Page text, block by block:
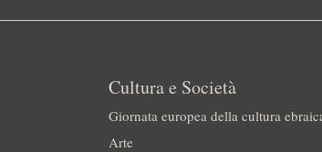
Cultura e Società
Giornata europea della cultura
Arte